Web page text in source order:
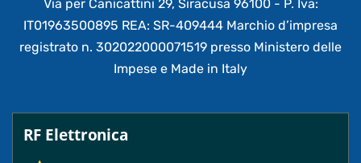
Via per Canicattini 29, Siracusa 96100 - P. Iva:
IT01963500895 REA: SR-409444 Marchio d’impresa
registrato n. 302022000071519 presso Ministero delle
Impese e Made in Italy
RF Elettronica